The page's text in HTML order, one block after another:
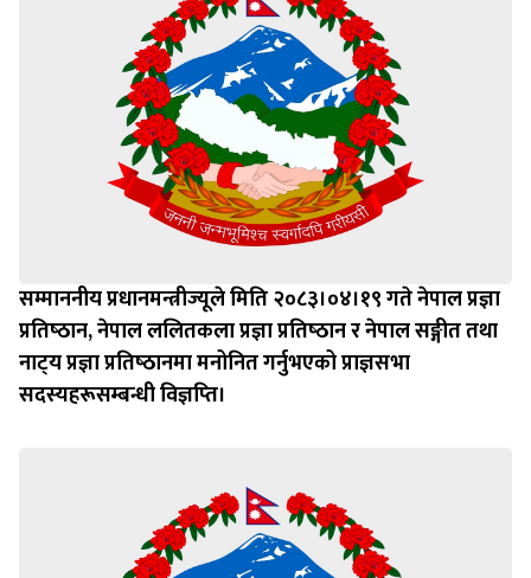
सम्माननीय प्रधानमन्त्रीज्यूले मिति २०८३।०४।१९ गते नेपाल प्रज्ञा
प्रतिष्‍ठान, नेपाल ललितकला प्रज्ञा प्रतिष्‍ठान र नेपाल सङ्गीत तथा
नाट्‍य प्रज्ञा प्रतिष्‍ठानमा मनोनित गर्नुभएको प्राज्ञसभा
सदस्यहरूसम्बन्धी विज्ञप्‍ति।